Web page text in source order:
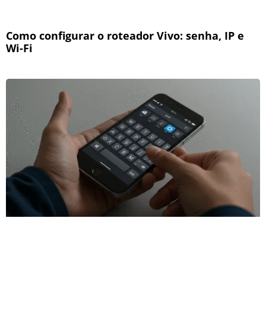
Como configurar o roteador Vivo: senha, IP e
Wi-Fi